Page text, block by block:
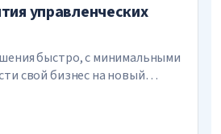
управленческих
быстро, с минимальными
свой бизнес на новый